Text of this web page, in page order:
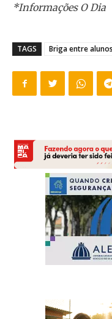
*Informações O Dia
TAGS Briga entre